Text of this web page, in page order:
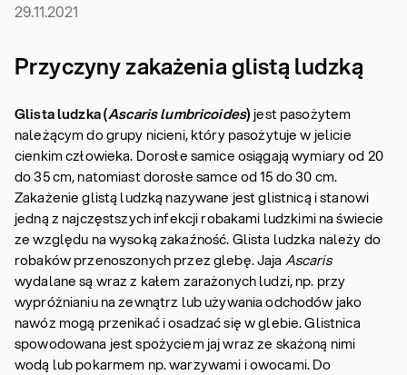
29.11.2021
Przyczyny zakażenia glistą ludzką
Glista ludzka (Ascaris lumbricoides) jest pasożytem
należącym do grupy nicieni, który pasożytuje w jelicie
cienkim człowieka. Dorosłe samice osiągają wymiary od 20
do 35 cm, natomiast dorosłe samce od 15 do 30 cm.
Zakażenie glistą ludzką nazywane jest glistnicą i stanowi
jedną z najczęstszych infekcji robakami ludzkimi na świecie
ze względu na wysoką zakaźność. Glista ludzka należy do
robaków przenoszonych przez glebę. Jaja Ascaris
wydalane są wraz z kałem zarażonych ludzi, np. przy
wypróżnianiu na zewnątrz lub używania odchodów jako
nawóz mogą przenikać i osadzać się w glebie. Glistnica
spowodowana jest spożyciem jaj wraz ze skażoną nimi
wodą lub pokarmem np. warzywami i owocami. Do